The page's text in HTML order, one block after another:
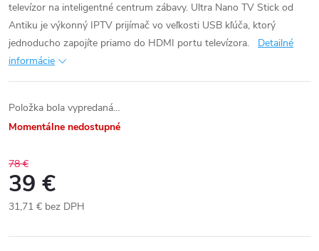
televízor na inteligentné centrum zábavy. Ultra Nano TV Stick od
Antiku je výkonný IPTV prijímač vo veľkosti USB kľúča, ktorý
jednoducho zapojíte priamo do HDMI portu televízora.
Detailné
informácie
Položka bola vypredaná…
Momentálne nedostupné
78 €
39 €
31,71 € bez DPH
cena: